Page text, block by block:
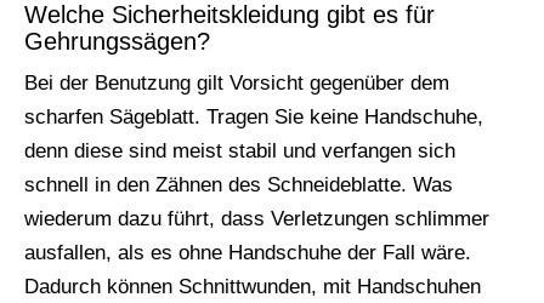
Welche Sicherheitskleidung gibt es für
Gehrungssägen?
Bei der Benutzung gilt Vorsicht gegenüber dem
scharfen Sägeblatt. Tragen Sie keine Handschuhe,
denn diese sind meist stabil und verfangen sich
schnell in den Zähnen des Schneideblatte. Was
wiederum dazu führt, dass Verletzungen schlimmer
ausfallen, als es ohne Handschuhe der Fall wäre.
Dadurch können Schnittwunden, mit Handschuhen